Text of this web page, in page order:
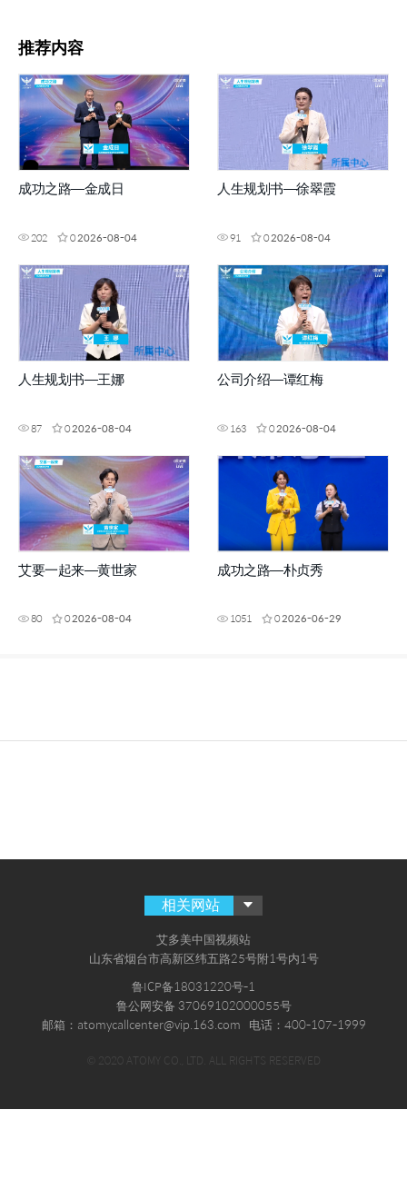
推荐内容
成功之路—金成日
202 02026-08-04
人生规划书—徐翠霞
91 02026-08-04
人生规划书—王娜
87 02026-08-04
公司介绍—谭红梅
163 02026-08-04
艾要一起来—黄世家
80 02026-08-04
成功之路—朴贞秀
1051 02026-06-29
相关网站
艾多美中国视频站
山东省烟台市高新区纬五路25号附1号内1号
鲁ICP备18031220号-1
鲁公网安备 37069102000055号
邮箱：atomycallcenter@vip.163.com 电话：400-107-1999
© 2020 ATOMY CO., LTD. ALL RIGHTS RESERVED